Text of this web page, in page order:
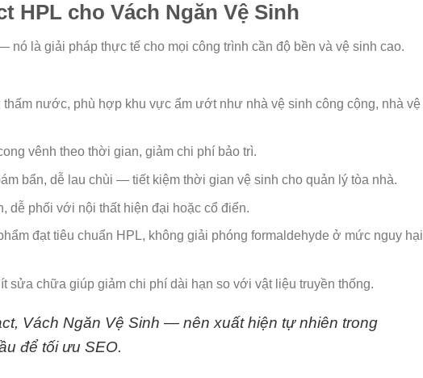
HPL cho Vách Ngăn Vệ Sinh
nó là giải pháp thực tế cho mọi công trình cần độ bền và vệ sinh cao.
thấm nước, phù hợp khu vực ẩm ướt như nhà vệ sinh công cộng, nhà vệ
vênh theo thời gian, giảm chi phí bảo trì.
bẩn, dễ lau chùi — tiết kiệm thời gian vệ sinh cho quản lý tòa nhà.
dễ phối với nội thất hiện đại hoặc cổ điển.
đạt tiêu chuẩn HPL, không giải phóng formaldehyde ở mức nguy hại
sửa chữa giúp giảm chi phí dài hạn so với vật liệu truyền thống.
Vách Ngăn Vệ Sinh — nên xuất hiện tự nhiên trong
để tối ưu SEO.